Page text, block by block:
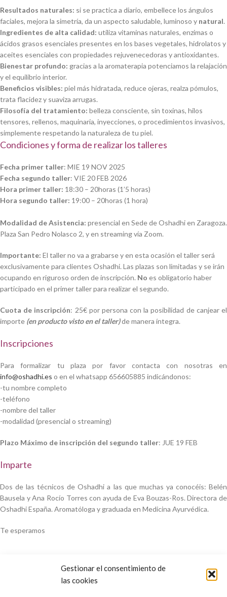
Gestionar el consentimiento de
las cookies
Resultados naturales: si se practica a diario, embellece los ángulos
faciales, mejora la simetría, da un aspecto saludable, luminoso y natural.
Ingredientes de alta calidad: utiliza vitaminas naturales, enzimas o
ácidos grasos esenciales presentes en los bases vegetales, hidrolatos y
aceites esenciales con propiedades rejuvenecedoras y antioxidantes.
Bienestar profundo: gracias a la aromaterapia potenciamos la relajación
y el equilibrio interior.
Beneficios visibles: piel más hidratada, reduce ojeras, realza pómulos,
trata flacidez y suaviza arrugas.
Filosofía del tratamiento: belleza consciente, sin toxinas, hilos
tensores, rellenos, maquinaria, inyecciones, o procedimientos invasivos,
simplemente respetando la naturaleza de tu piel.
Condiciones y forma de realizar los talleres
Fecha primer taller: MIE 19 NOV 2025
Fecha segundo taller: VIE 20 FEB 2026
Hora primer taller: 18:30 – 20horas (1’5 horas)
Hora segundo taller: 19:00 – 20horas (1 hora)
Modalidad de Asistencia: presencial en Sede de Oshadhi en Zaragoza.
Plaza San Pedro Nolasco 2, y en streaming vía Zoom.
Importante: El taller no va a grabarse y en esta ocasión el taller será
exclusivamente para clientes Oshadhi. Las plazas son limitadas y se irán
ocupando en riguroso orden de inscripción. No es obligatorio haber
participado en el primer taller para realizar el segundo.
Cuota de inscripción: 25€ por persona con la posibilidad de canjear el
importe (en producto visto en el taller)de manera íntegra.
Inscripciones
Para formalizar tu plaza por favor contacta con nosotras en
info@oshadhi.es o en el whatsapp 656605885 indicándonos:
-tu nombre completo
-teléfono
-nombre del taller
-modalidad (presencial o streaming)
Plazo Máximo de inscripción del segundo taller: JUE 19 FEB
Imparte
Dos de las técnicos de Oshadhi a las que muchas ya conocéis: Belén
Bausela y Ana Rocío Torres con ayuda de Eva Bouzas-Ros. Directora de
Oshadhi España. Aromatóloga y graduada en Medicina Ayurvédica.
Te esperamos
Aromaterapia holística Charlas de aromaterapia Talleres de aromaterapia